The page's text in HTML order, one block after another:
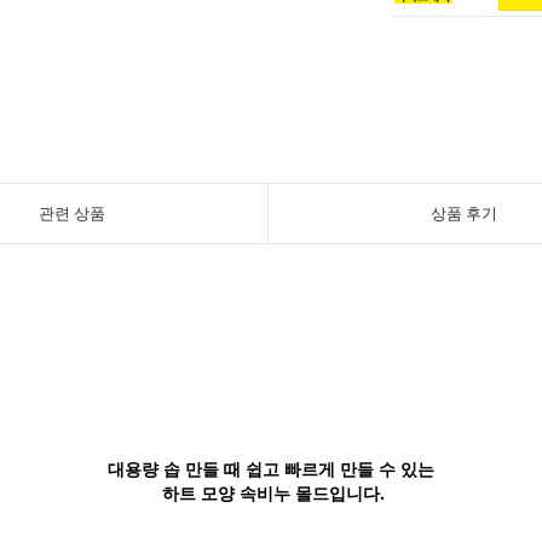
관련 상품 상품 후기
대용량 솝 만들 때 쉽고 빠르게 만들 수 있는
하트 모양 속비누 몰드입니다.